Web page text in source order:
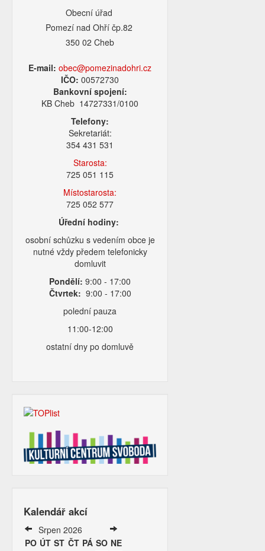
Obecní úřad
Pomezí nad Ohří čp.82
350 02 Cheb
E-mail: obec@pomezinadohri.cz
IČO:00572730
Bankovní spojení:
KB Cheb 14727331/0100
Telefony:
Sekretariát:
354 431 531
Starosta:
725 051 115
Místostarosta:
725 052 577
Úřední hodiny:
osobní schůzku s vedením obce je
nutné vždy předem telefonicky
domluvit
Pondělí: 9:00 - 17:00
Čtvrtek: 9:00 - 17:00
polední pauza
11:00-12:00
ostatní dny po domluvě
Kalendář akcí
Srpen 2026
PO ÚT ST ČT PÁ SO NE